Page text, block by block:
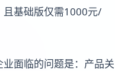
且基础版仅需1000元/
面临的问题是：产品关